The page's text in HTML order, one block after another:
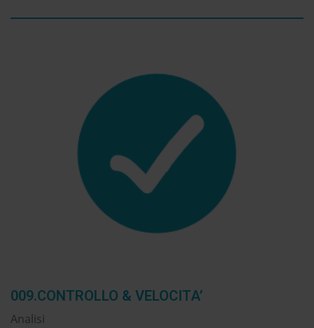
009.CONTROLLO & VELOCITA’
Analisi